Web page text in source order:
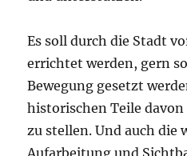
Es soll durch die Stadt
errichtet werden, gern
Bewegung gesetzt
historischen Teile
zu stellen. Und auch die
Aufarbeitung und